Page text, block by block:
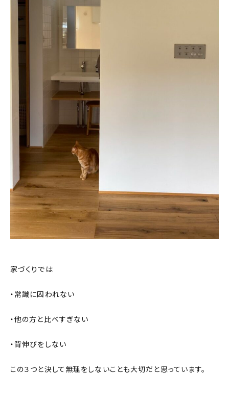
家づくりでは
・常識に囚われない
・他の方と比べすぎない
・背伸びをしない
この３つと決して無理をしないことも大切だと思っています。